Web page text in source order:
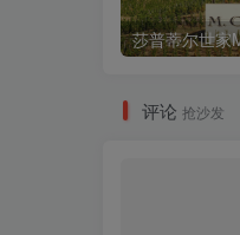
评论 抢沙发